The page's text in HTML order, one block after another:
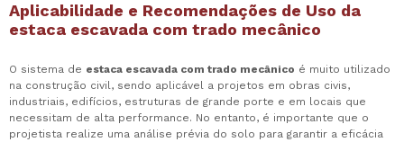
Aplicabilidade e Recomendações de Uso da
estaca escavada com trado mecânico
O sistema de estaca escavada com trado mecânico é muito utilizado
na construção civil, sendo aplicável a projetos em obras civis,
industriais, edifícios, estruturas de grande porte e em locais que
necessitam de alta performance. No entanto, é importante que o
projetista realize uma análise prévia do solo para garantir a eficácia